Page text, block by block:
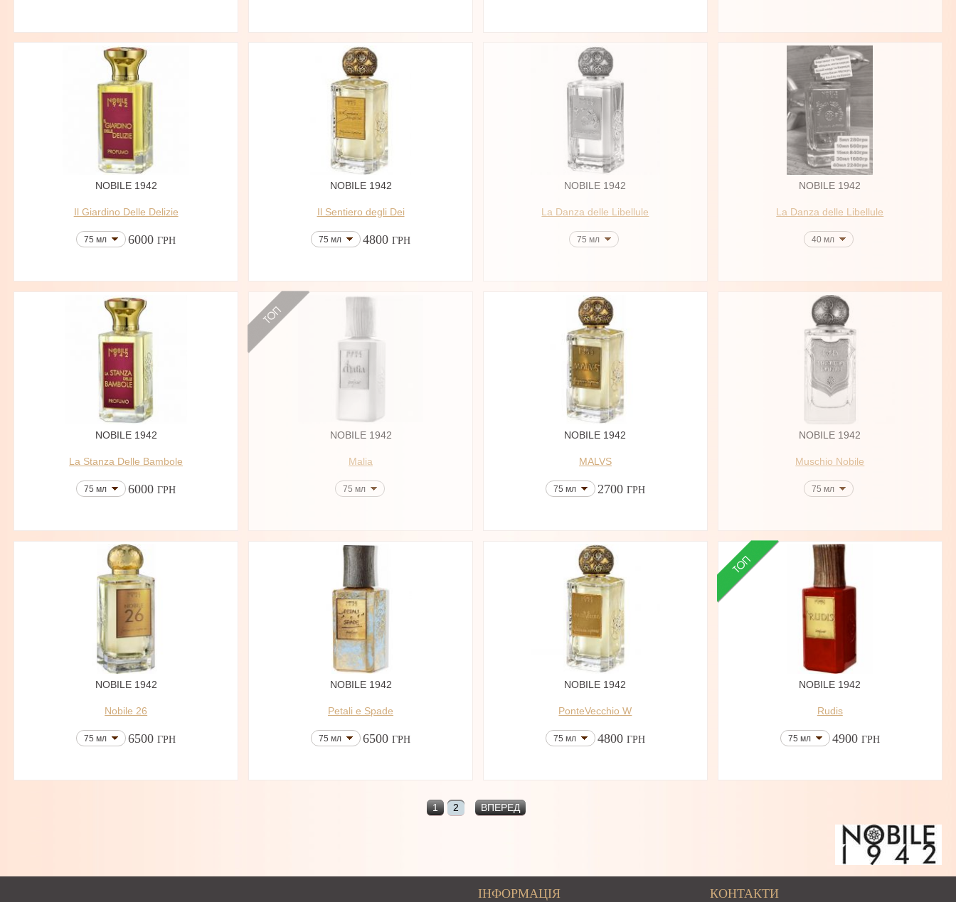
NOBILE 1942
Il Giardino Delle Delizie
75 мл 6000 ГРН
NOBILE 1942
Il Sentiero degli Dei
75 мл 4800 ГРН
NOBILE 1942
La Danza delle Libellule
75 мл
NOBILE 1942
La Danza delle Libellule
40 мл
NOBILE 1942
La Stanza Delle Bambole
75 мл 6000 ГРН
NOBILE 1942
Malia
75 мл
NOBILE 1942
MALVS
75 мл 2700 ГРН
NOBILE 1942
Muschio Nobile
75 мл
NOBILE 1942
Nobile 26
75 мл 6500 ГРН
NOBILE 1942
Petali e Spade
75 мл 6500 ГРН
NOBILE 1942
PonteVecchio W
75 мл 4800 ГРН
NOBILE 1942
Rudis
75 мл 4900 ГРН
1 2 ВПЕРЕД
ІНФОРМАЦІЯ КОНТАКТИ